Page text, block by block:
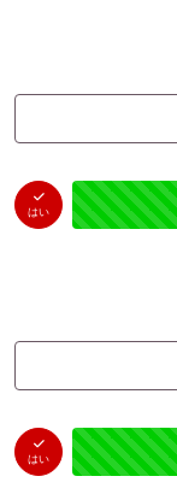
はい
はい
（0件）
未投票
はい
はい
（0件）
未投票